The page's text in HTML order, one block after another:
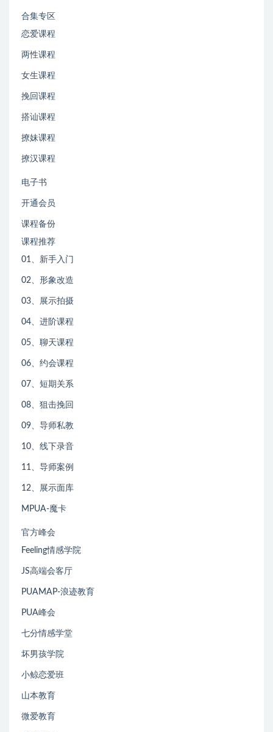
合集专区
恋爱课程
两性课程
女生课程
挽回课程
搭讪课程
撩妹课程
撩汉课程
电子书
开通会员
课程备份
课程推荐
01、新手入门
02、形象改造
03、展示拍摄
04、进阶课程
05、聊天课程
06、约会课程
07、短期关系
08、狙击挽回
09、导师私教
10、线下录音
11、导师案例
12、展示面库
MPUA-魔卡
官方峰会
Feeling情感学院
JS高端会客厅
PUAMAP-浪迹教育
PUA峰会
七分情感学堂
坏男孩学院
小鲸恋爱班
山本教育
微爱教育